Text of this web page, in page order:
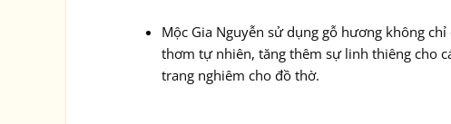
Mộc Gia Nguyễn sử dụng gỗ hương không
thơm tự nhiên, tăng thêm sự linh thiêng cho
trang nghiêm cho đồ thờ.